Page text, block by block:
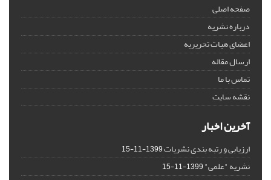
صفحه اصلی
درباره نشریه
اعضای هیات تحریریه
ارسال مقاله
تماس با ما
نقشه سایت
آخرین اخبار
ارزیابی و رتبه بندی نشریات1399-11-15
نشریه "علمی"1399-11-15